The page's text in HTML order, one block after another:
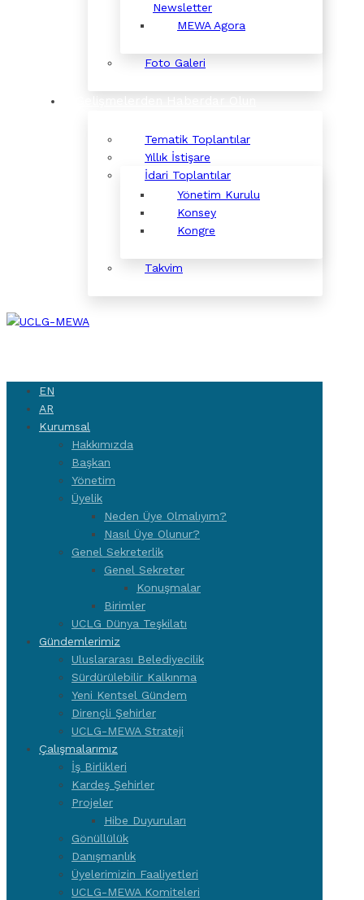
Newsletter
MEWA Agora
Foto Galeri
Tematik Toplantılar
Yıllık İstişare
İdari Toplantılar
Yönetim Kurulu
Konsey
Kongre
Takvim
EN
AR
Kurumsal
Hakkımızda
Başkan
Yönetim
Üyelik
Neden Üye Olmalıyım?
Nasıl Üye Olunur?
Genel Sekreterlik
Genel Sekreter
Konuşmalar
Birimler
UCLG Dünya Teşkilatı
Gündemlerimiz
Uluslararası Belediyecilik
Sürdürülebilir Kalkınma
Yeni Kentsel Gündem
Dirençli Şehirler
UCLG-MEWA Strateji
Çalışmalarımız
İş Birlikleri
Kardeş Şehirler
Projeler
Hibe Duyuruları
Gönüllülük
Danışmanlık
Üyelerimizin Faaliyetleri
UCLG-MEWA Komiteleri